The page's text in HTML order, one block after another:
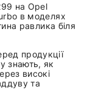
на Оpel
в моделях
равлика біля
продукції
знають, як
високі
та